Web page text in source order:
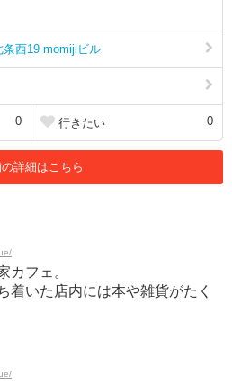
西19 momijiビル
0 行きたい 0
の詳細はこちら
カフェ。
着いた店内には本や雑貨がたく